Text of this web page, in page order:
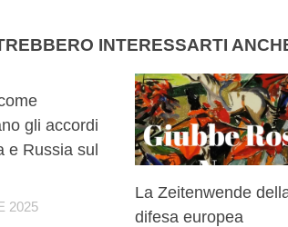
INTERESSARTI
gli accordi
e Russia sul
2025
La Zeitenwende
difesa europea